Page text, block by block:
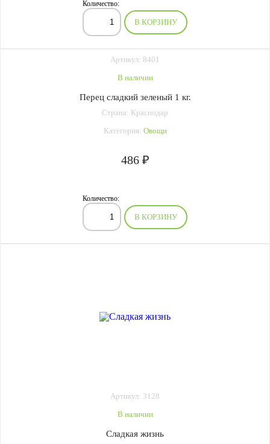
Количество:
В КОРЗИНУ
Артикул: 8401
В наличии
Перец сладкий зеленый 1 кг.
Страна: Краснодар
Категория: Овощи
486 ₽
Количество:
В КОРЗИНУ
Артикул: 3128
В наличии
Сладкая жизнь